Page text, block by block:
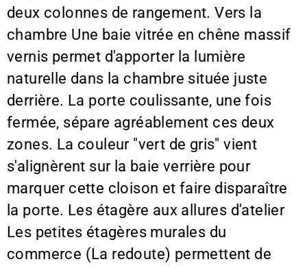
deux colonnes de rangement. Vers la
chambre Une baie vitrée en chêne massif
vernis permet d'apporter la lumière
naturelle dans la chambre située juste
derrière. La porte coulissante, une fois
fermée, sépare agréablement ces deux
zones. La couleur "vert de gris" vient
s'alignèrent sur la baie verrière pour
marquer cette cloison et faire disparaître
la porte. Les étagère aux allures d'atelier
Les petites étagères murales du
commerce (La redoute) permettent de